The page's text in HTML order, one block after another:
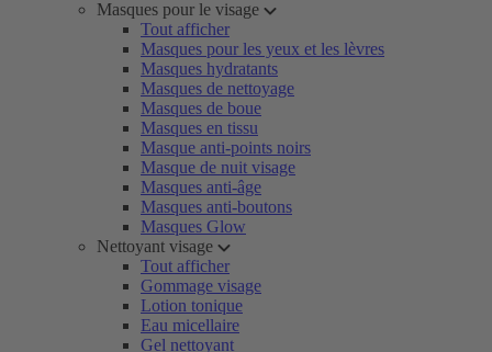
Masques pour le visage
Tout afficher
Masques pour les yeux et les lèvres
Masques hydratants
Masques de nettoyage
Masques de boue
Masques en tissu
Masque anti-points noirs
Masque de nuit visage
Masques anti-âge
Masques anti-boutons
Masques Glow
Nettoyant visage
Tout afficher
Gommage visage
Lotion tonique
Eau micellaire
Gel nettoyant